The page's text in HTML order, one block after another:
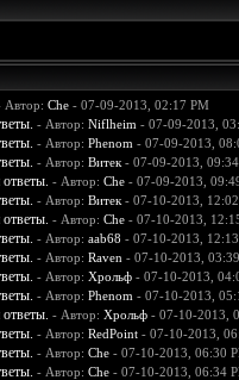
Автор: Che- 07-09-2013, 02:17 PM
- Автор: Niflheim - 07-09-2013,
- Автор: Phenom - 07-09-2013,
- Автор: Витек- 07-09-2013,
- Автор: Che- 07-09-2013,
- Автор: Витек- 07-10-2013,
- Автор: Che- 07-10-2013,
- Автор: aab68 - 07-10-2013,
- Автор: Raven - 07-10-2013,
- Автор: Хрольф- 07-10-2013,
- Автор: Phenom - 07-10-2013,
- Автор: Хрольф- 07-10-2013,
- Автор: RedPoint- 07-10-2013,
- Автор: Che- 07-10-2013, 06:30
- Автор: Che- 07-10-2013, 06:34